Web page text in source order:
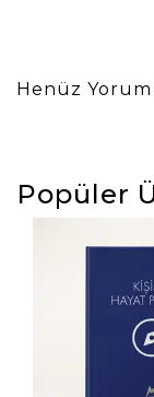
Henüz Yorum
Popüler